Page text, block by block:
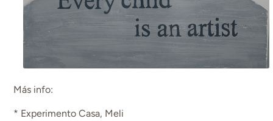
Más info:
* Experimento Casa, Meli